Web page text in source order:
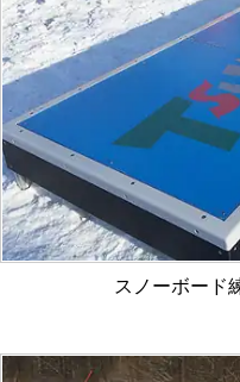
スノーボード